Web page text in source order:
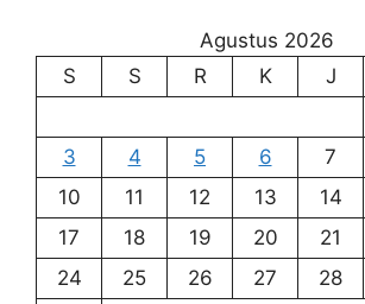
Agustus 2026
S
S R K J
3
4 5 6 7
10
11 12 13 14
17
18 19 20 21
24
25 26 27 28